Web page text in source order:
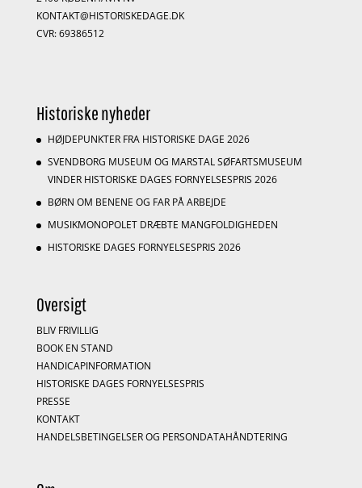
KONTAKT@HISTORISKEDAGE.DK
CVR: 69386512
Historiske nyheder
HØJDEPUNKTER FRA HISTORISKE DAGE 2026
SVENDBORG MUSEUM OG MARSTAL SØFARTSMUSEUM
VINDER HISTORISKE DAGES FORNYELSESPRIS 2026
BØRN OM BENENE OG FAR PÅ ARBEJDE
MUSIKMONOPOLET DRÆBTE MANGFOLDIGHEDEN
HISTORISKE DAGES FORNYELSESPRIS 2026
Oversigt
BLIV FRIVILLIG
BOOK EN STAND
HANDICAPINFORMATION
HISTORISKE DAGES FORNYELSESPRIS
PRESSE
KONTAKT
HANDELSBETINGELSER OG PERSONDATAHÅNDTERING